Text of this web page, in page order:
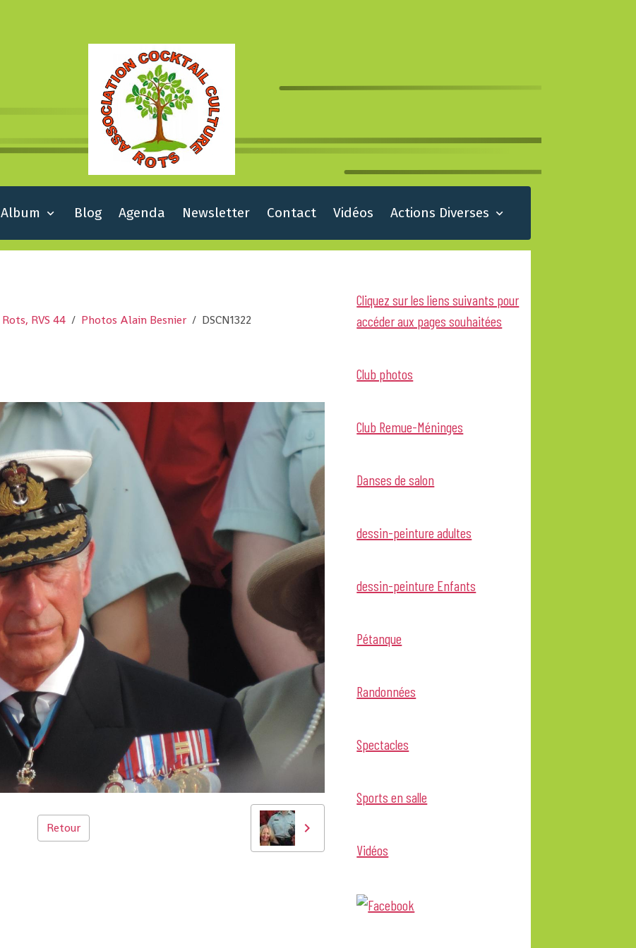
Album Blog Agenda Newsletter Contact Vidéos Actions Diverses
Rots, RVS 44 Photos Alain Besnier DSCN1322
Retour
Cliquez sur les liens suivants pour
accéder aux pages souhaitées
Club photos
Club Remue-Méninges
Danses de salon
dessin-peinture adultes
dessin-peinture Enfants
Pétanque
Randonnées
Spectacles
Sports en salle
Vidéos